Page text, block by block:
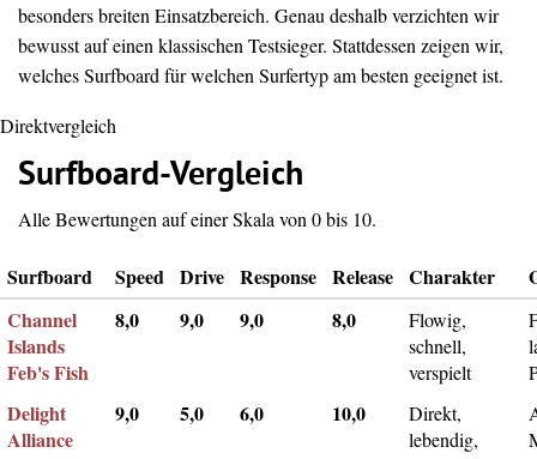
besonders breiten Einsatzbereich. Genau deshalb verzichten wir
bewusst auf einen klassischen Testsieger. Stattdessen zeigen wir,
welches Surfboard für welchen Surfertyp am besten geeignet ist.
Direktvergleich
Surfboard-Vergleich
Alle Bewertungen auf einer Skala von 0 bis 10.
Surfboard Speed Drive Response Release Charakter
Channel
Islands
Feb's Fish
8,0 9,0 9,0 8,0
Flowig,
schnell,
verspielt
Delight
Alliance
9,0 5,0 6,0 10,0
Direkt,
lebendig,